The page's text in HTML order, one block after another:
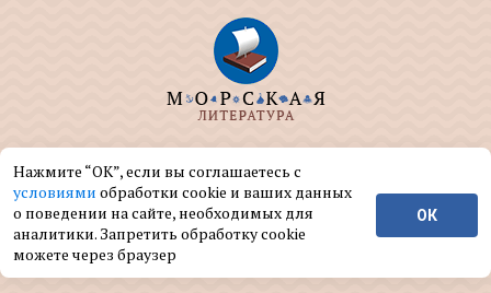
ООО "МОРКНИГА" занимается изданием и
реализацией книг на морскую тематику.
© ООО "МОРКНИГА", 2004 — 2026 г.
Нажмите “ОК”, если вы соглашаетесь с
условиями обработки cookie и ваших данных
о поведении на сайте, необходимых для
аналитики. Запретить обработку cookie
можете через браузер
ОК